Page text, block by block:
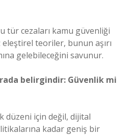
tür cezaları kamu güvenliği
teoriler, bunun aşırı
gelebileceğini savunur.
belirgindir: Güvenlik mi
düzeni için değil, dijital
kadar geniş bir